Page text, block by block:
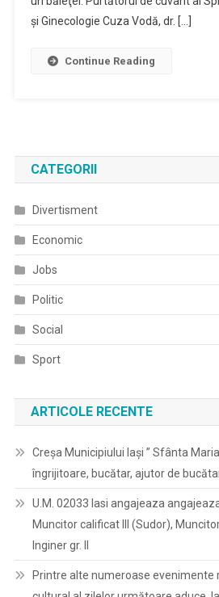
şi Ginecologie Cuza Vodă, dr. […]
Continue Reading
CATEGORII
Divertisment
Economic
Jobs
Politic
Social
Sport
ARTICOLE RECENTE
Creșa Municipiului Iași ” Sfânta
îngrijitoare, bucătar, ajutor de
U.M. 02033 Iasi angajeaza
Muncitor calificat III (Sudor),
Inginer gr. II
Printre alte numeroase evenimente